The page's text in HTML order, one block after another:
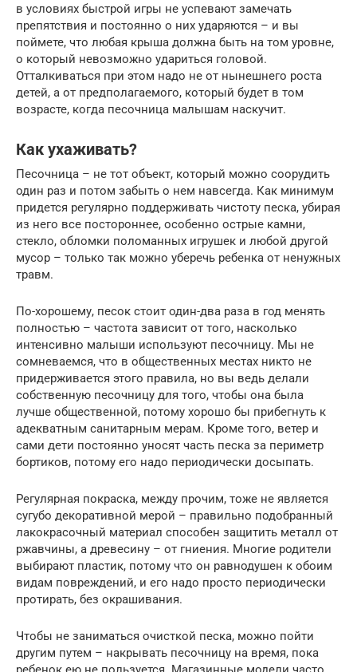
в условиях быстрой игры не успевают замечать
препятствия и постоянно о них ударяются – и вы
поймете, что любая крыша должна быть на том уровне,
о который невозможно удариться головой.
Отталкиваться при этом надо не от нынешнего роста
детей, а от предполагаемого, который будет в том
возрасте, когда песочница малышам наскучит.
Как ухаживать?
Песочница – не тот объект, который можно соорудить
один раз и потом забыть о нем навсегда. Как минимум
придется регулярно поддерживать чистоту песка, убирая
из него все постороннее, особенно острые камни,
стекло, обломки поломанных игрушек и любой другой
мусор – только так можно уберечь ребенка от ненужных
травм.
По-хорошему, песок стоит один-два раза в год менять
полностью – частота зависит от того, насколько
интенсивно малыши используют песочницу. Мы не
сомневаемся, что в общественных местах никто не
придерживается этого правила, но вы ведь делали
собственную песочницу для того, чтобы она была
лучше общественной, потому хорошо бы прибегнуть к
адекватным санитарным мерам. Кроме того, ветер и
сами дети постоянно уносят часть песка за периметр
бортиков, потому его надо периодически досыпать.
Регулярная покраска, между прочим, тоже не является
сугубо декоративной мерой – правильно подобранный
лакокрасочный материал способен защитить металл от
ржавчины, а древесину – от гниения. Многие родители
выбирают пластик, потому что он равнодушен к обоим
видам повреждений, и его надо просто периодически
протирать, без окрашивания.
Чтобы не заниматься очисткой песка, можно пойти
другим путем – накрывать песочницу на время, пока